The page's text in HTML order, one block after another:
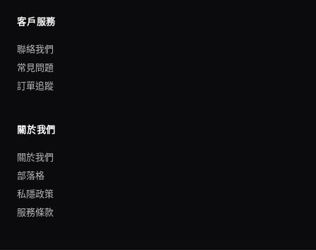
客戶服務
聯絡我們
常見問題
訂單追蹤
關於我們
關於我們
部落格
私隱政策
服務條款